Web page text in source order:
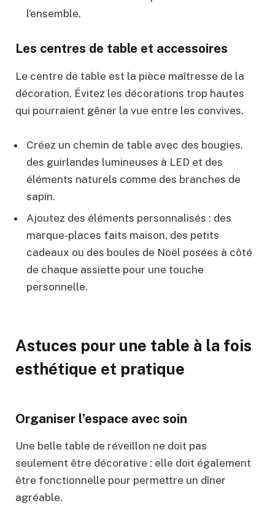
l’ensemble.
Les centres de table et accessoires
Le centre de table est la pièce maîtresse de la
décoration. Évitez les décorations trop hautes
qui pourraient gêner la vue entre les convives.
Créez un chemin de table avec des bougies,
des guirlandes lumineuses à LED et des
éléments naturels comme des branches de
sapin.
Ajoutez des éléments personnalisés : des
marque-places faits maison, des petits
cadeaux ou des boules de Noël posées à côté
de chaque assiette pour une touche
personnelle.
Astuces pour une table à la fois
esthétique et pratique
Organiser l’espace avec soin
Une belle table de réveillon ne doit pas
seulement être décorative : elle doit également
être fonctionnelle pour permettre un dîner
agréable.